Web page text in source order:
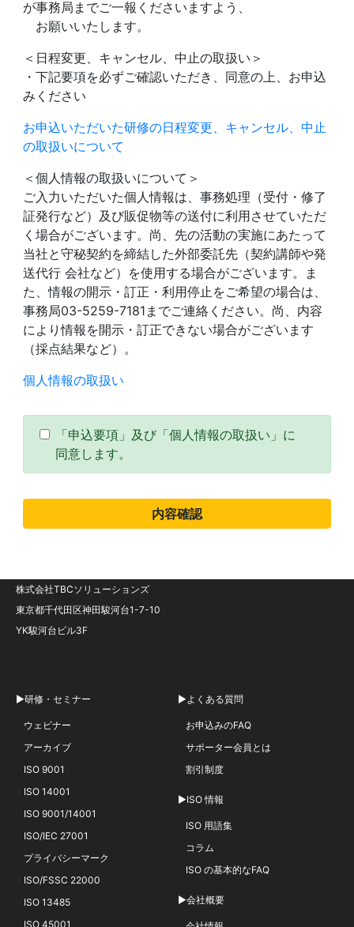
が事務局までご一報くださいますよう、
お願いいたします。
＜日程変更、キャンセル、中止の取扱い＞
・下記要項を必ずご確認いただき、同意の上、お申込
みください
お申込いただいた研修の日程変更、キャンセル、中止
の取扱いについて
＜個人情報の取扱いについて＞
ご入力いただいた個人情報は、事務処理（受付・修了
証発行など）及び販促物等の送付に利用させていただ
く場合がございます。尚、先の活動の実施にあたって
当社と守秘契約を締結した外部委託先（契約講師や発
送代行 会社など）を使用する場合がございます。ま
た、情報の開示・訂正・利用停止をご希望の場合は、
事務局03-5259-7181までご連絡ください。尚、内容
により情報を開示・訂正できない場合がございます
（採点結果など）。
個人情報の取扱い
「申込要項」及び「個人情報の取扱い」に
同意します。
株式会社TBCソリューションズ
東京都千代田区神田駿河台1-7-10
YK駿河台ビル3F
▶研修・セミナー
ウェビナー
アーカイブ
ISO 9001
ISO 14001
ISO 9001/14001
ISO/IEC 27001
プライバシーマーク
ISO/FSSC 22000
ISO 13485
ISO 45001
▶よくある質問
お申込みのFAQ
サポーター会員とは
割引制度
▶ISO 情報
ISO 用語集
コラム
ISO の基本的なFAQ
▶会社概要